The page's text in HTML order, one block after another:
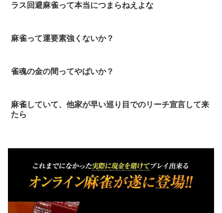
ラス回避麻雀って本当につまらねえよな
麻雀って運要素強くないか？
雀魂の金の間ってやばいか？
麻雀していて、他家が早い巡り目でのリーチ宣言して来
たら